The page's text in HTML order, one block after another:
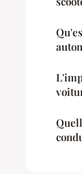
Quelle